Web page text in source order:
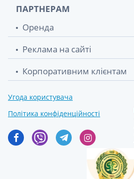
ПАРТНЕРАМ
Оренда
Реклама на сайті
Корпоративним клієнтам
Угода користувача
Політика конфіденційності